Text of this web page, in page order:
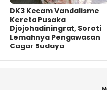
DK3 Kecam Vandalisme
Kereta Pusaka
Djojohadiningrat, Soroti
Lemahnya Pengawasan
Cagar Budaya